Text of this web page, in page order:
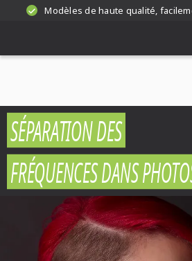
Modèles de haute qualité,
SÉPARATION DES
FRÉQUENCES DANS